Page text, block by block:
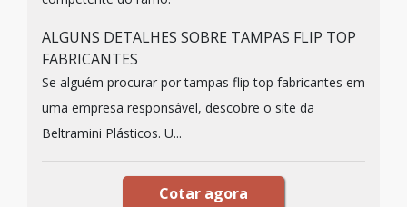
ALGUNS DETALHES SOBRE TAMPAS FLIP TOP
FABRICANTES
Se alguém procurar por tampas flip top fabricantes em
uma empresa responsável, descobre o site da
Beltramini Plásticos. U...
Cotar agora